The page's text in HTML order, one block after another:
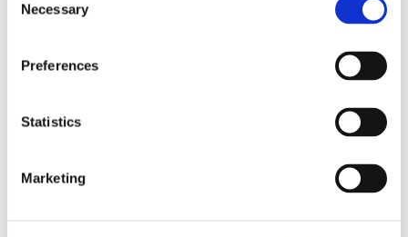
Selection
Necessary
Preferences
Statistics
Marketing
Blå genväg ska bana väg för